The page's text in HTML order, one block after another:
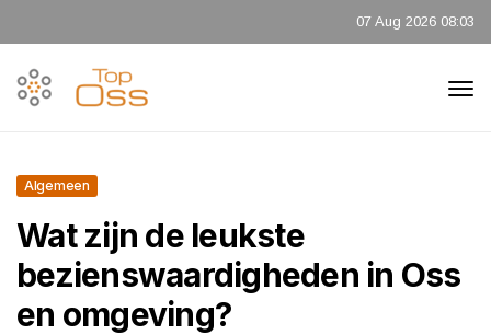
07 Aug 2026 08:03
Algemeen
Wat zijn de leukste
bezienswaardigheden in Oss
en omgeving?